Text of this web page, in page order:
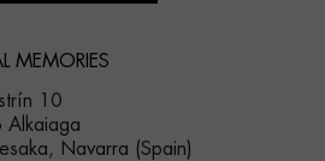
MEMORIES
10
Alkaiaga
Navarra (Spain)